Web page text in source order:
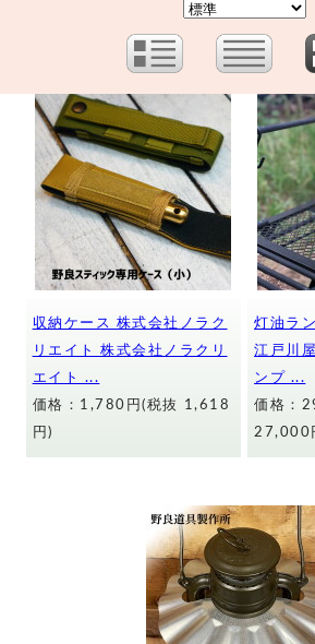
収納ケース 株式会社ノラク
リエイト 株式会社ノラクリ
エイト ...
価格：1,780円(税抜 1,618
円)
灯油ラ
江戸川
ンプ ...
価格：
27,000